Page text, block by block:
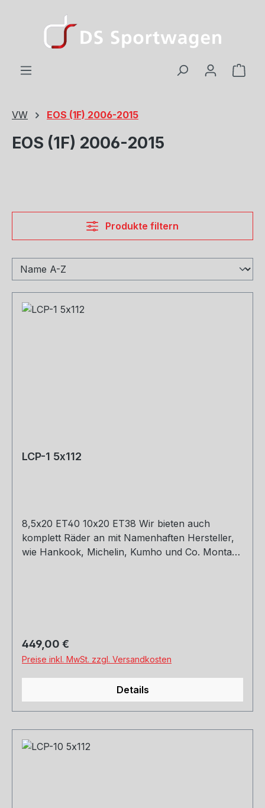
Zum Hauptinhalt springen
VW EOS (1F) 2006-2015
EOS (1F) 2006-2015
Produkte filtern
LCP-1 5x112
8,5x20 ET40 10x20 ET38 Wir bieten auch
komplett Räder an mit Namenhaften Hersteller,
wie Hankook, Michelin, Kumho und Co. Montage
Regulärer Preis:
449,00 €
Preise inkl. MwSt. zzgl. Versandkosten
Details